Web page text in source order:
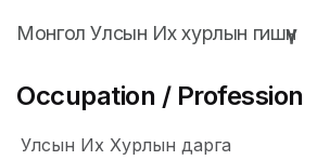
Монгол Улсын Их хурлын гишүүн
Occupation / Profession
Улсын Их Хурлын дарга